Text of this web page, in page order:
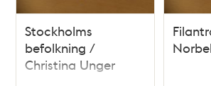
Stockholms
befolkning /
Christina Unger